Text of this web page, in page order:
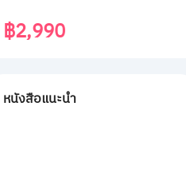
฿2,990
หนังสือแนะนำ